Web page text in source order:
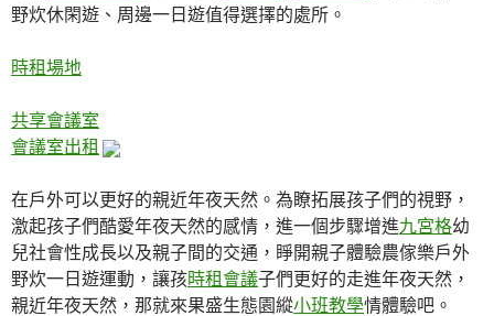
野炊休閑遊、周邊一日遊值得選擇的處所。
時租場地
共享會議室
會議室出租
在戶外可以更好的親近年夜天然。為瞭拓展孩子們的視野，
激起孩子們酷愛年夜天然的感情，進一個步驟增進九宮格幼
兒社會性成長以及親子間的交通，睜開親子體驗農傢樂戶外
野炊一日遊運動，讓孩時租會議子們更好的走進年夜天然，
親近年夜天然，那就來果盛生態園縱小班教學情體驗吧。